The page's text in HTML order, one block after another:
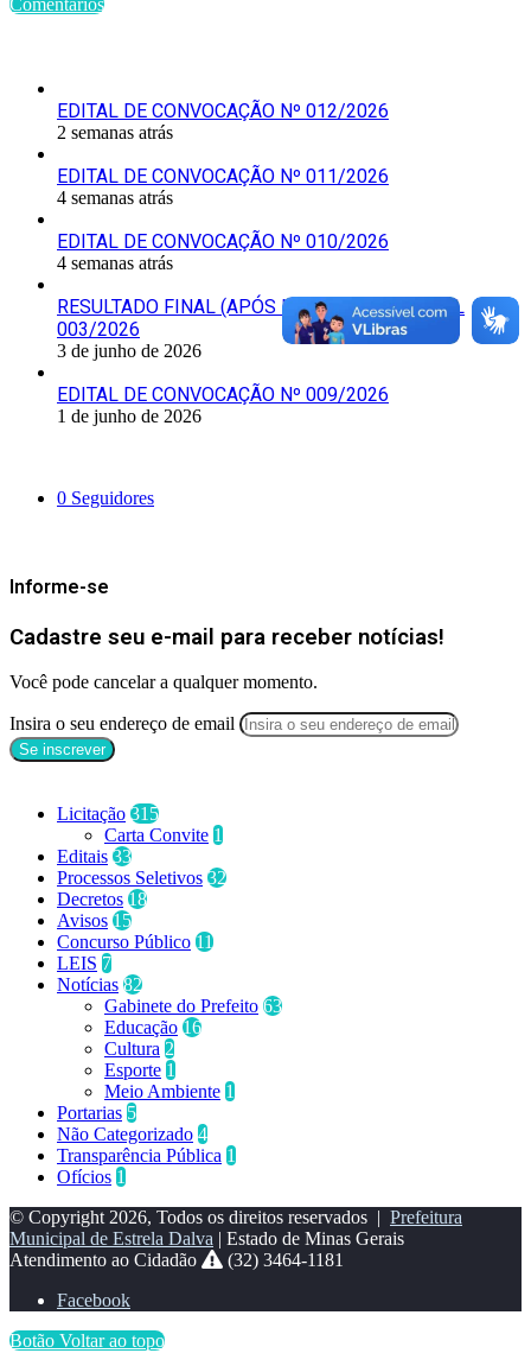
Comentários
EDITAL DE CONVOCAÇÃO Nº 012/2026
2 semanas atrás
EDITAL DE CONVOCAÇÃO Nº 011/2026
4 semanas atrás
EDITAL DE CONVOCAÇÃO Nº 010/2026
4 semanas atrás
RESULTADO FINAL (APÓS RECURSOS) – EDITAL
003/2026
3 de junho de 2026
EDITAL DE CONVOCAÇÃO Nº 009/2026
1 de junho de 2026
0 Seguidores
Informe-se
Cadastre seu e-mail para receber notícias!
Você pode cancelar a qualquer momento.
Insira o seu endereço de email
Licitação 315
Carta Convite 1
Editais 33
Processos Seletivos 32
Decretos 18
Avisos 15
Concurso Público 11
LEIS 7
Notícias 82
Gabinete do Prefeito 63
Educação 16
Cultura 2
Esporte 1
Meio Ambiente 1
Portarias 5
Não Categorizado 4
Transparência Pública 1
Ofícios 1
© Copyright 2026, Todos os direitos reservados | Prefeitura
Municipal de Estrela Dalva | Estado de Minas Gerais
Atendimento ao Cidadão
(32) 3464-1181
Facebook
Botão Voltar ao topo